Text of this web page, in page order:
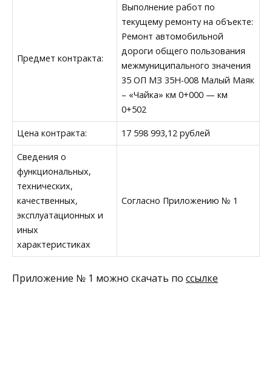
Предмет контракта:
Выполнение работ по
текущему ремонту на объекте:
Ремонт автомобильной
дороги общего пользования
межмуниципального значения
35 ОП МЗ 35Н-008 Малый Маяк
– «Чайка» км 0+000 — км
0+502
Цена контракта: 17 598 993,12 рублей
Сведения о
функциональных,
технических,
качественных,
эксплуатационных и
иных
характеристиках
Согласно Приложению № 1
Приложение № 1 можно скачать по ссылке